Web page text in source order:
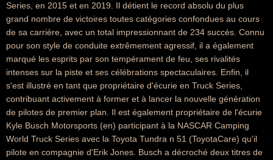
Series, en 2015 et en 2019. Il détient le record absolu du plus
grand nombre de victoires toutes catégories confondues au cours
de sa carrière, avec un total impressionnant de 234 succès. Connu
pour son style de conduite extrêmement agressif, il a également
marqué les esprits par son tempérament de feu, ses rivalités
intenses sur la piste et ses célébrations spectaculaires. Enfin, il
s'est illustré en tant que propriétaire d'écurie en Truck Series,
contribuant activement à former et à lancer la nouvelle génération
de pilotes de premier plan. Il est également propriétaire de l'écurie
Kyle Busch Motorsports (en) participant à la NASCAR Camping
World Truck Series avec la Toyota Tundra n 51 (ToyotaCare) qu'il
pilote en compagnie d'Erik Jones. Busch a décroché deux titres de